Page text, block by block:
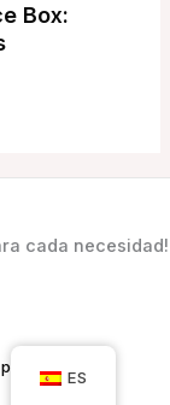
Box:
cada necesidad!
mayor
ES